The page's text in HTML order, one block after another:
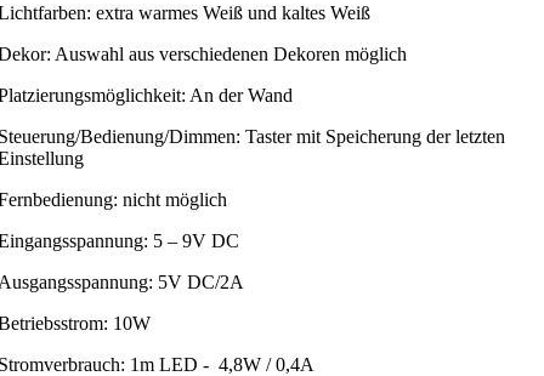
extra warmes Weiß und kaltes Weiß
Auswahl aus verschiedenen Dekoren möglich
An der Wand
Bedienung/Dimmen: Taster mit Speicherung der letzten
nicht möglich
5 – 9V DC
5V DC/2A
10W
1m LED - 4,8W / 0,4A